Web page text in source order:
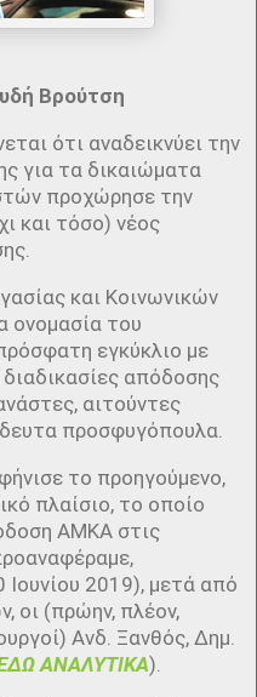
Βρούτση
ότι αναδεικνύει την
για τα δικαιώματα
προχώρησε την
και τόσο) νέος
και Κοινωνικών
ονομασία του
εγκύκλιο με
απόδοσης
αιτούντες
προσφυγόπουλα.
το προηγούμενο,
πλαίσιο, το οποίο
ΑΜΚΑ στις
2019), μετά από
οι (πρώην, πλέον,
Ανδ. Ξανθός, Δημ.
ΑΝΑΛΥΤΙΚΑ).